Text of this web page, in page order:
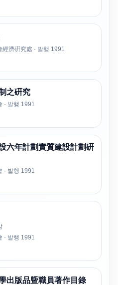
濟硏究處 · 발행 1991
之硏究
· 발행 1991
六年計劃實質建設計劃硏
· 발행 1991
· 발행 1991
出版品曁職員著作目錄